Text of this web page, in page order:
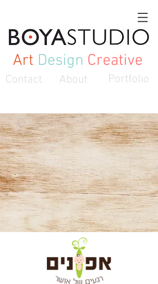
Art Design Creative
Contact About Portfolio